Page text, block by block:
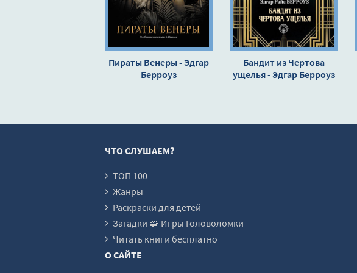
Пираты Венеры - Эдгар
Берроуз
Бандит из Чертова
ущелья - Эдгар Берроуз
ЧТО СЛУШАЕМ?
ТОП 100
Жанры
Раскраски для детей
Загадки 🧩 Игры Головоломки
Читать книги бесплатно
О САЙТЕ